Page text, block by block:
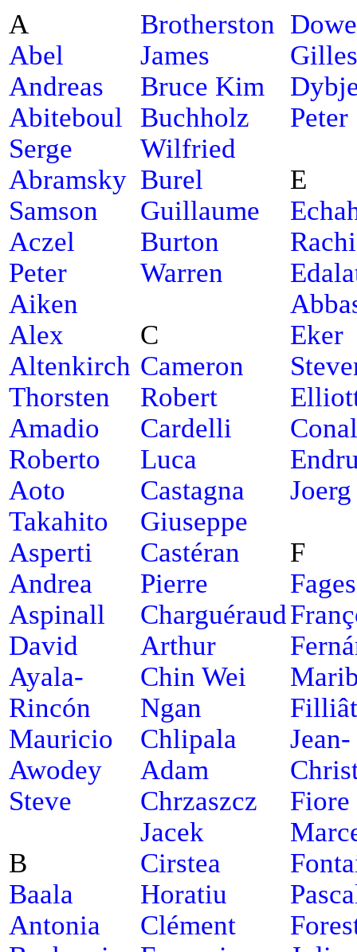
A
Abel
Andreas
Abiteboul
Serge
Abramsky
Samson
Aczel
Peter
Aiken
Alex
Altenkirch
Thorsten
Amadio
Roberto
Aoto
Takahito
Asperti
Andrea
Aspinall
David
Ayala-
Rincón
Mauricio
Awodey
Steve
B
Baala
Antonia
Brotherston
James
Bruce Kim
Buchholz
Wilfried
Burel
Guillaume
Burton
Warren
C
Cameron
Robert
Cardelli
Luca
Castagna
Giuseppe
Castéran
Pierre
Charguéraud
Arthur
Chin Wei
Ngan
Chlipala
Adam
Chrzaszcz
Jacek
Cirstea
Horatiu
Clément
Gilles
Peter
E
Eker
Conal
Joerg
F
Fages
Jean-
Fiore